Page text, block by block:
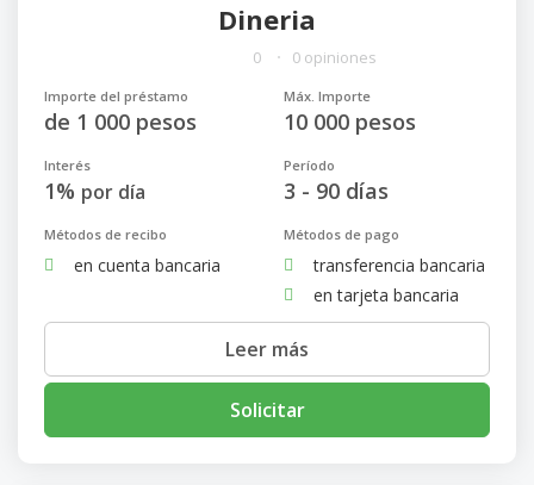
Dineria
0 0 opiniones
Importe del préstamo
de 1 000 pesos
Máx. Importe
10 000 pesos
Interés
1% por día
Período
3 - 90 días
Métodos de recibo
en cuenta bancaria
Métodos de pago
transferencia bancaria
en tarjeta bancaria
Leer más
Solicitar